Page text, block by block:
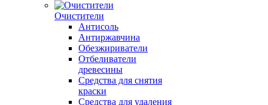
Очистители
Антисоль
Антиржавчина
Обезжириватели
Отбеливатели
древесины
Средства для снятия
краски
Средства для удаления